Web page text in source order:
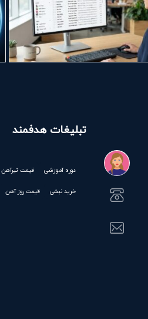
تبلیغات هدفمند
دوره آموزشی قیمت تیرآهن
خرید نبشی قیمت روز آهن